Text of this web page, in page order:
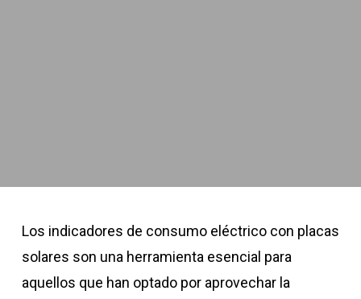
Los indicadores de consumo eléctrico con placas
solares son una herramienta esencial para
aquellos que han optado por aprovechar la